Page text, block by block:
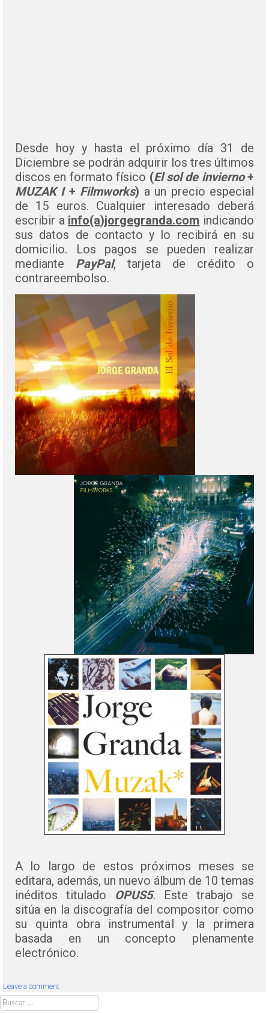
Desde hoy y hasta el próximo día 31 de
Diciembre se podrán adquirir los tres últimos
discos en formato físico (El sol de invierno+
MUZAK I + Filmworks) a un precio especial
de 15 euros. Cualquier interesado deberá
escribir a info(a)jorgegranda.com indicando
sus datos de contacto y lo recibirá en su
domicilio. Los pagos se pueden realizar
mediante PayPal, tarjeta de crédito o
contrareembolso.
A lo largo de estos próximos meses se
editara, además, un nuevo álbum de 10 temas
inéditos titulado OPUS5. Este trabajo se
sitúa en la discografía del compositor como
su quinta obra instrumental y la primera
basada en un concepto plenamente
electrónico.
Leave a comment
Buscar: